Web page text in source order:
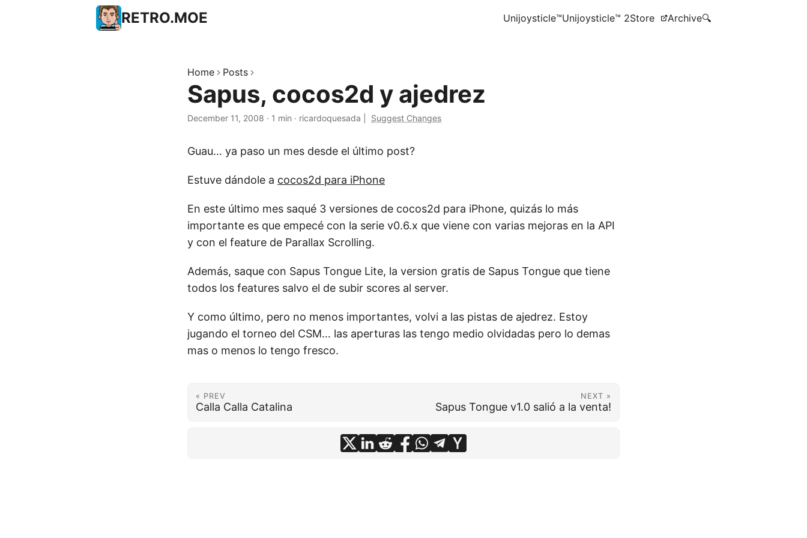
RETRO.MOE Unijoysticle™Unijoysticle™ 2Store Archive🔍
Home Posts
Sapus, cocos2d y ajedrez
December 11, 2008 · 1 min · ricardoquesada Suggest Changes
Guau… ya paso un mes desde el último post?
Estuve dándole a cocos2d para iPhone
En este último mes saqué 3 versiones de cocos2d para iPhone, quizás lo más
importante es que empecé con la serie v0.6.x que viene con varias mejoras en la API
y con el feature de Parallax Scrolling.
Además, saque con Sapus Tongue Lite, la version gratis de Sapus Tongue que tiene
todos los features salvo el de subir scores al server.
Y como último, pero no menos importantes, volvi a las pistas de ajedrez. Estoy
jugando el torneo del CSM… las aperturas las tengo medio olvidadas pero lo demas
mas o menos lo tengo fresco.
« PREV
Calla Calla Catalina
NEXT »
Sapus Tongue v1.0 salió a la venta!